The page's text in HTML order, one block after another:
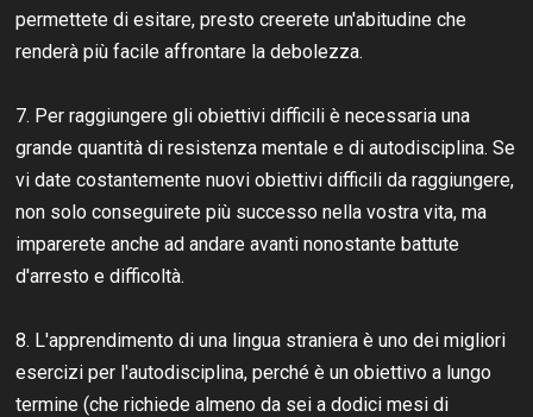
permettete di esitare, presto creerete un'abitudine che
renderà più facile affrontare la debolezza.
7. Per raggiungere gli obiettivi difficili è necessaria una
grande quantità di resistenza mentale e di autodisciplina. Se
vi date costantemente nuovi obiettivi difficili da raggiungere,
non solo conseguirete più successo nella vostra vita, ma
imparerete anche ad andare avanti nonostante battute
d'arresto e difficoltà.
8. L'apprendimento di una lingua straniera è uno dei migliori
esercizi per l'autodisciplina, perché è un obiettivo a lungo
termine (che richiede almeno da sei a dodici mesi di